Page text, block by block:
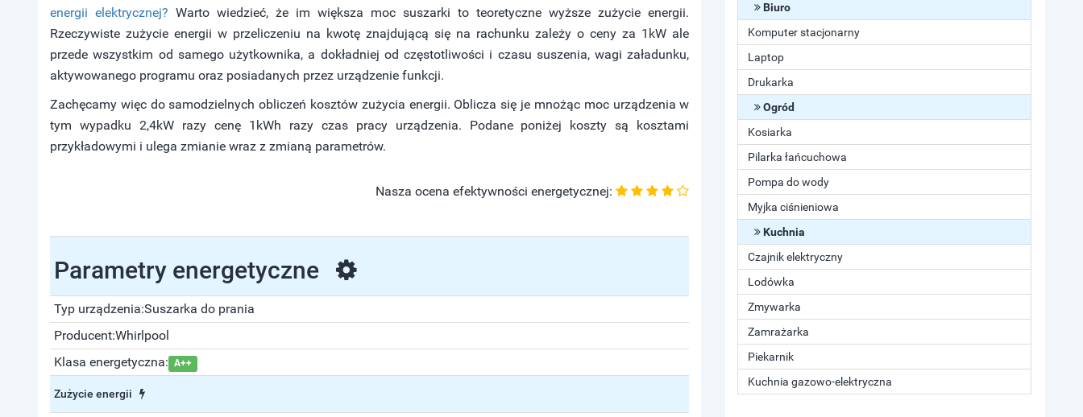
energii elektrycznej? Warto wiedzieć, że im większa moc suszarki to teoretyczne wyższe zużycie energii.
Rzeczywiste zużycie energii w przeliczeniu na kwotę znajdującą się na rachunku zależy o ceny za 1kW ale
przede wszystkim od samego użytkownika, a dokładniej od częstotliwości i czasu suszenia, wagi załadunku,
aktywowanego programu oraz posiadanych przez urządzenie funkcji.
Zachęcamy więc do samodzielnych obliczeń kosztów zużycia energii. Oblicza się je mnożąc moc urządzenia w
tym wypadku 2,4kW razy cenę 1kWh razy czas pracy urządzenia. Podane poniżej koszty są kosztami
przykładowymi i ulega zmianie wraz z zmianą parametrów.
Nasza ocena efektywności energetycznej:
Parametry energetyczne
Typ urządzenia:Suszarka do prania
Producent:Whirlpool
Klasa energetyczna: A++
Zużycie energii
Biuro
Komputer stacjonarny
Laptop
Drukarka
Ogród
Kosiarka
Pilarka łańcuchowa
Pompa do wody
Myjka ciśnieniowa
Kuchnia
Czajnik elektryczny
Lodówka
Zmywarka
Zamrażarka
Piekarnik
Kuchnia gazowo-elektryczna